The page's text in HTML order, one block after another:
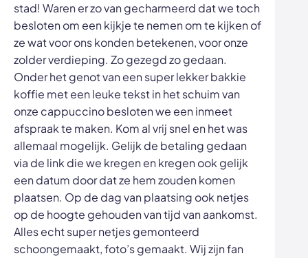
stad! Waren er zo van gecharmeerd dat we toch
besloten om een kijkje te nemen om te kijken of
ze wat voor ons konden betekenen, voor onze
zolder verdieping. Zo gezegd zo gedaan.
Onder het genot van een super lekker bakkie
koffie met een leuke tekst in het schuim van
onze cappuccino besloten we een inmeet
afspraak te maken. Kom al vrij snel en het was
allemaal mogelijk. Gelijk de betaling gedaan
via de link die we kregen en kregen ook gelijk
een datum door dat ze hem zouden komen
plaatsen. Op de dag van plaatsing ook netjes
op de hoogte gehouden van tijd van aankomst.
Alles echt super netjes gemonteerd
schoongemaakt, foto’s gemaakt. Wij zijn fan